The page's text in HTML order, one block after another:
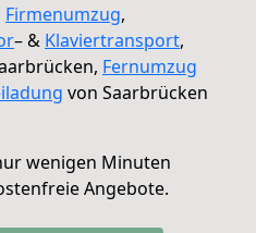
Firmenumzug,
– & Klaviertransport,
Fernumzug
von Saarbrücken
wenigen Minuten
Angebote.